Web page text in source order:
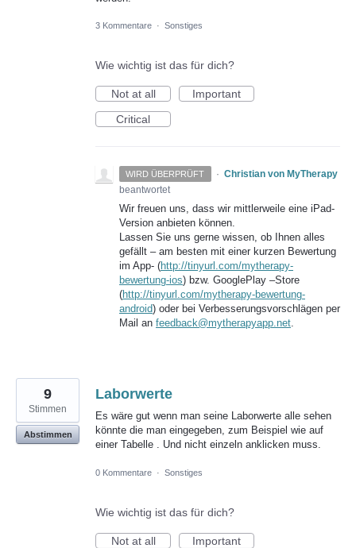
3 Kommentare · Sonstiges
Wie wichtig ist das für dich?
Not at all
Important
Critical
WIRD ÜBERPRÜFT · Christian von MyTherapy
beantwortet
Wir freuen uns, dass wir mittlerweile eine iPad-
Version anbieten können.
Lassen Sie uns gerne wissen, ob Ihnen alles
gefällt – am besten mit einer kurzen Bewertung
im App- (http://tinyurl.com/mytherapy-
bewertung-ios) bzw. GooglePlay –Store
(http://tinyurl.com/mytherapy-bewertung-
android) oder bei Verbesserungsvorschlägen per
Mail an feedback@mytherapyapp.net.
Laborwerte
Es wäre gut wenn man seine Laborwerte alle sehen
könnte die man eingegeben, zum Beispiel wie auf
einer Tabelle . Und nicht einzeln anklicken muss.
9
Stimmen
Abstimmen
0 Kommentare · Sonstiges
Wie wichtig ist das für dich?
Not at all
Important